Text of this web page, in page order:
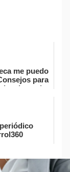
me puedo
para
la adecuada